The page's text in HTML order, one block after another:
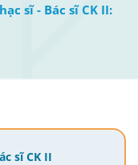
sĩ - Bác sĩ CK II:
sĩ CK II